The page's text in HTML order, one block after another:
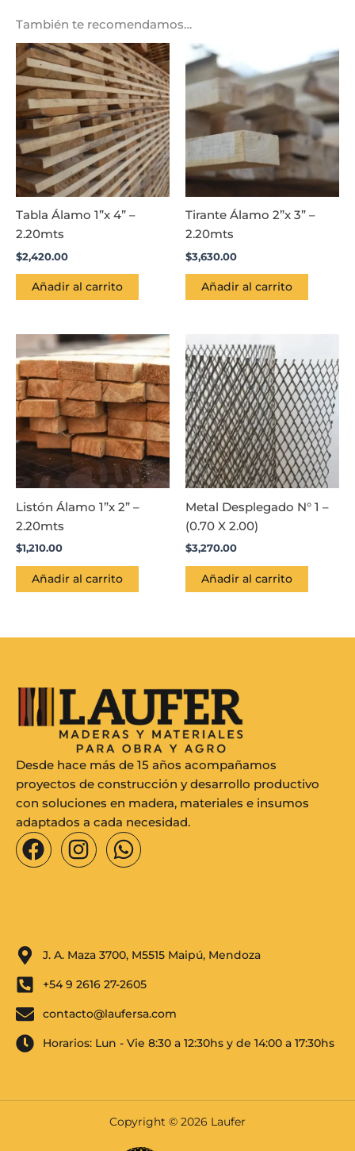
También te recomendamos…
Tabla Álamo 1”x 4” –
2.20mts
$2,420.00
Añadir al carrito
Tirante Álamo 2”x 3” –
2.20mts
$3,630.00
Añadir al carrito
Listón Álamo 1”x 2” –
2.20mts
$1,210.00
Añadir al carrito
Metal Desplegado N° 1 –
(0.70 X 2.00)
$3,270.00
Añadir al carrito
Desde hace más de 15 años acompañamos
proyectos de construcción y desarrollo productivo
con soluciones en madera, materiales e insumos
adaptados a cada necesidad.
F
a
o
o
k
I
n
g
r
a
m
W
h
a
p
p
J. A. Maza 3700, M5515 Maipú, Mendoza
+54 9 2616 27-2605
contacto@laufersa.com
Horarios: Lun - Vie 8:30 a 12:30hs y de 14:00 a 17:30hs
Copyright © 2026 Laufer